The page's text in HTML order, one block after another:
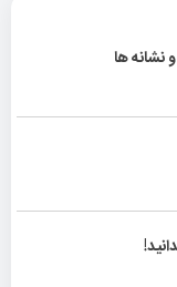
نشانه ها